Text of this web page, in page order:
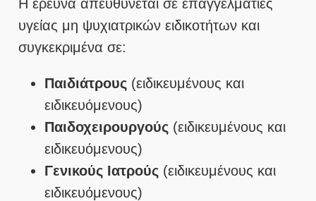
Η έρευνα απευθύνεται σε επαγγελματίες
υγείας μη ψυχιατρικών ειδικοτήτων και
συγκεκριμένα σε:
Παιδιάτρους (ειδικευμένους και
ειδικευόμενους)
Παιδοχειρουργούς (ειδικευμένους και
ειδικευόμενους)
Γενικούς Ιατρούς (ειδικευμένους και
ειδικευόμενους)